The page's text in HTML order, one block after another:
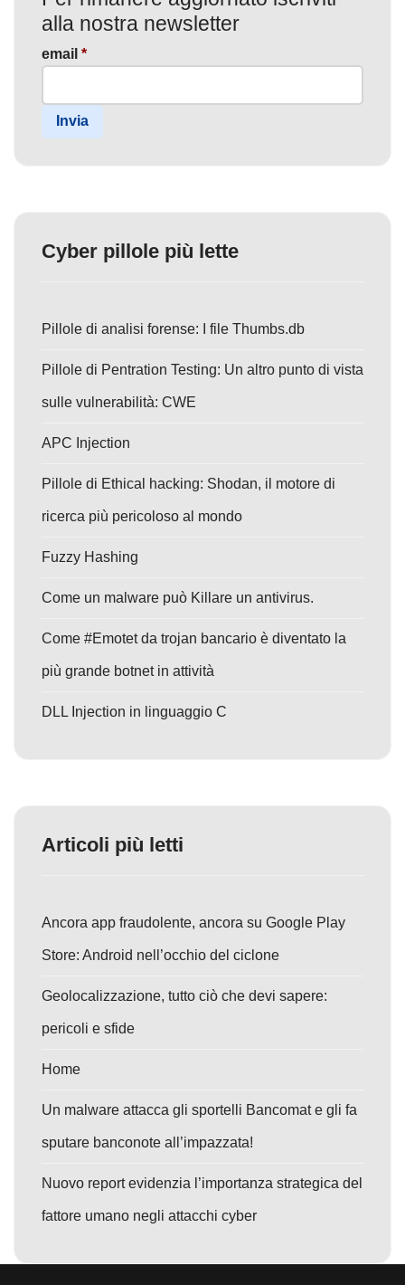
alla nostra newsletter
email *
Invia
Cyber pillole più lette
Pillole di analisi forense: I file Thumbs.db
Pillole di Pentration Testing: Un altro punto di vista
sulle vulnerabilità: CWE
APC Injection
Pillole di Ethical hacking: Shodan, il motore di
ricerca più pericoloso al mondo
Fuzzy Hashing
Come un malware può Killare un antivirus.
Come #Emotet da trojan bancario è diventato la
più grande botnet in attività
DLL Injection in linguaggio C
Articoli più letti
Ancora app fraudolente, ancora su Google Play
Store: Android nell’occhio del ciclone
Geolocalizzazione, tutto ciò che devi sapere:
pericoli e sfide
Home
Un malware attacca gli sportelli Bancomat e gli fa
sputare banconote all’impazzata!
Nuovo report evidenzia l’importanza strategica del
fattore umano negli attacchi cyber